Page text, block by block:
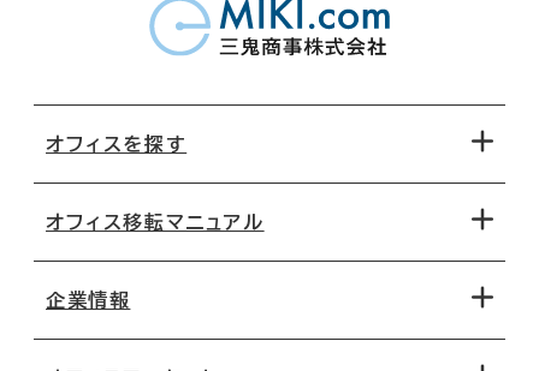
オフィスを探す
地図から探す
路線・駅から探す
オフィス移転マニュアル
企業情報